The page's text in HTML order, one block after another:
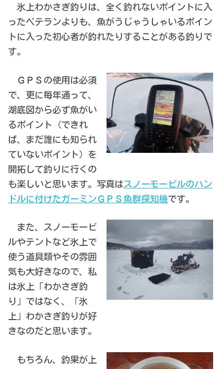
氷上わかさぎ釣りは、全く釣れないポイントに入
ったベテランよりも、魚がうじゃうしゃいるポイン
トに入った初心者が釣れたりすることがある釣りで
す。
ＧＰＳの使用は必須
で、更に毎年通って、
湖底図から必ず魚がい
るポイント（できれ
ば、まだ誰にも知られ
ていないポイント）を
開拓して釣りに行くの
も楽しいと思います。写真はスノーモービルのハン
ドルに付けたガーミンＧＰＳ魚群探知機です。
また、スノーモービ
ルやテントなど氷上で
使う道具類やその雰囲
気も大好きなので、私
は氷上「わかさぎ釣
り」ではなく、「氷
上」わかさぎ釣りが好
きなのだと思います。
もちろん、釣果が上